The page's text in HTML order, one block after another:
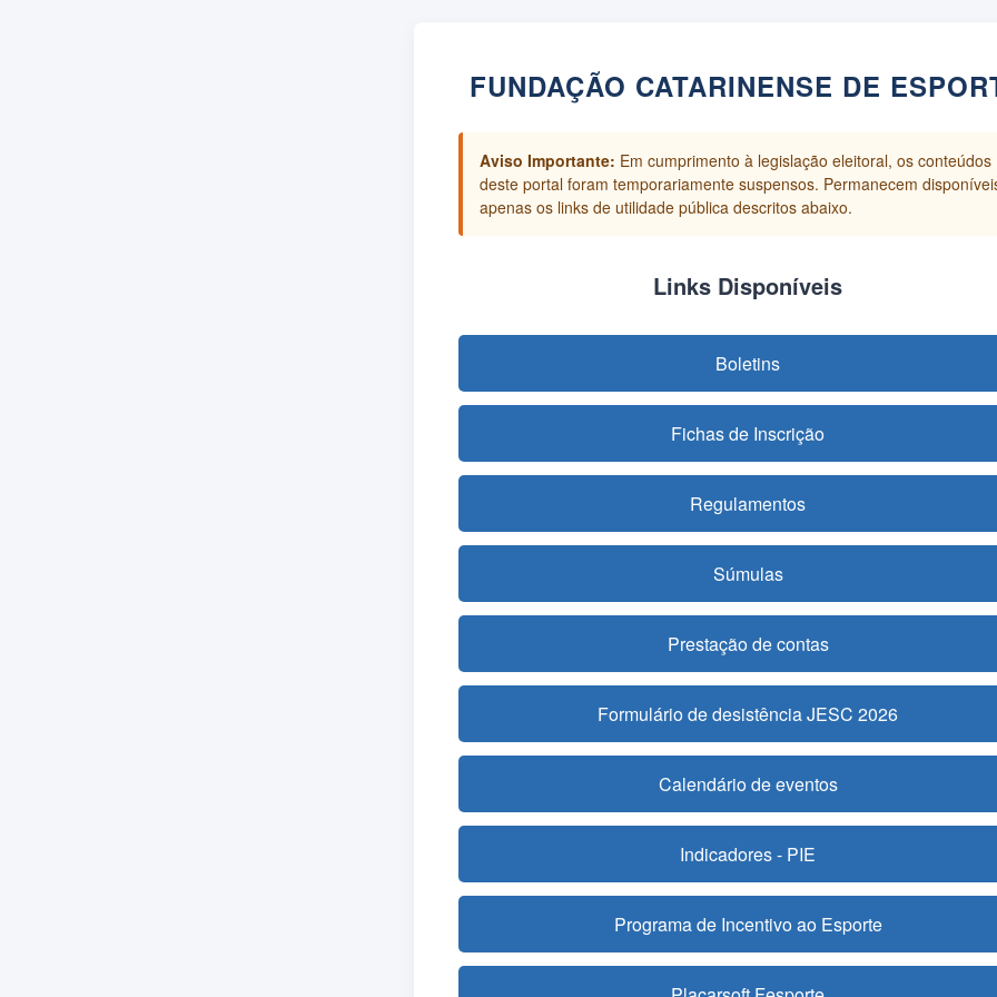
FUNDAÇÃO CATARINENSE DE
Aviso Importante: Em cumprimento à legislação eleitoral, os conteúdos
deste portal foram temporariamente suspensos. Permanecem
apenas os links de utilidade pública descritos abaixo.
Links Disponíveis
Boletins
Fichas de Inscrição
Regulamentos
Súmulas
Prestação de contas
Formulário de desistência JESC 2026
Calendário de eventos
Indicadores - PIE
Programa de Incentivo ao Esporte